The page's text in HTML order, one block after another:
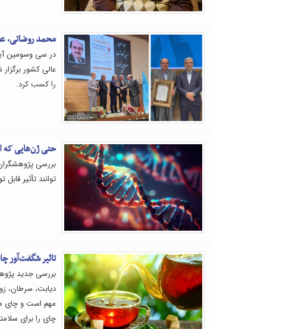
محمد روضاتی،
در سی وسومین
عالی کشور
را کسب کرد.
حتی ژن‌هایی که
بررسی
توانند تأثیر
تاثیر شگفت‌آور
بررسی جدید
دیابت، سرطان،
مهم است و چای
چای را برای